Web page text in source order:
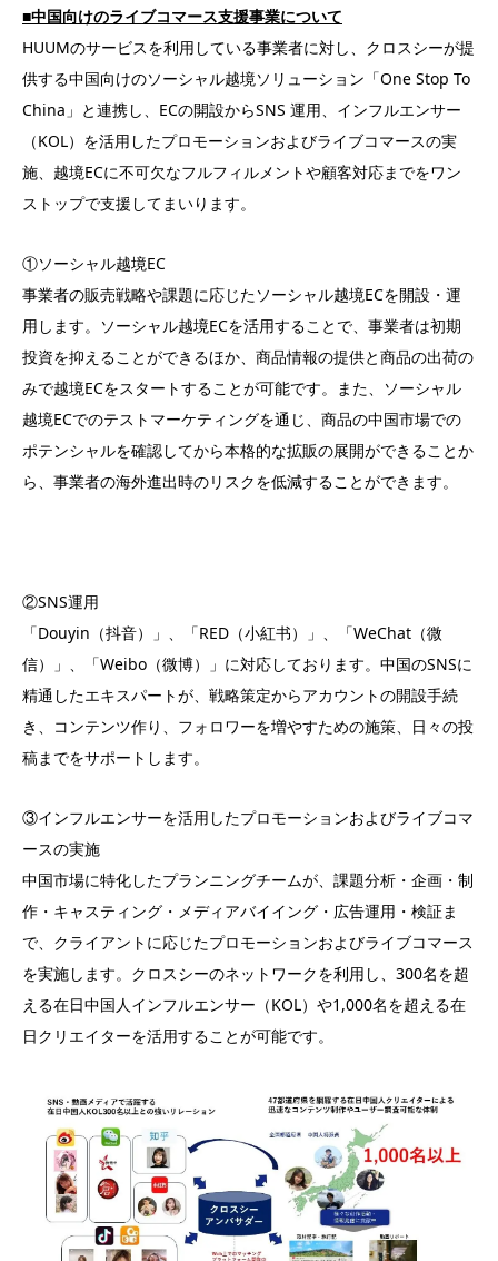
■中国向けのライブコマース支援事業について
HUUMのサービスを利用している事業者に対し、クロスシーが提
供する中国向けのソーシャル越境ソリューション「One Stop To
China」と連携し、ECの開設からSNS 運用、インフルエンサー
（KOL）を活用したプロモーションおよびライブコマースの実
施、越境ECに不可欠なフルフィルメントや顧客対応までをワン
ストップで支援してまいります。
①ソーシャル越境EC
事業者の販売戦略や課題に応じたソーシャル越境ECを開設・運
用します。ソーシャル越境ECを活用することで、事業者は初期
投資を抑えることができるほか、商品情報の提供と商品の出荷の
みで越境ECをスタートすることが可能です。また、ソーシャル
越境ECでのテストマーケティングを通じ、商品の中国市場での
ポテンシャルを確認してから本格的な拡販の展開ができることか
ら、事業者の海外進出時のリスクを低減することができます。
②SNS運用
「Douyin（抖音）」、「RED（小紅书）」、「WeChat（微
信）」、「Weibo（微博）」に対応しております。中国のSNSに
精通したエキスパートが、戦略策定からアカウントの開設手続
き、コンテンツ作り、フォロワーを増やすための施策、日々の投
稿までをサポートします。
③インフルエンサーを活用したプロモーションおよびライブコマ
ースの実施
中国市場に特化したプランニングチームが、課題分析・企画・制
作・キャスティング・メディアバイイング・広告運用・検証ま
で、クライアントに応じたプロモーションおよびライブコマース
を実施します。クロスシーのネットワークを利用し、300名を超
える在日中国人インフルエンサー（KOL）や1,000名を超える在
日クリエイターを活用することが可能です。